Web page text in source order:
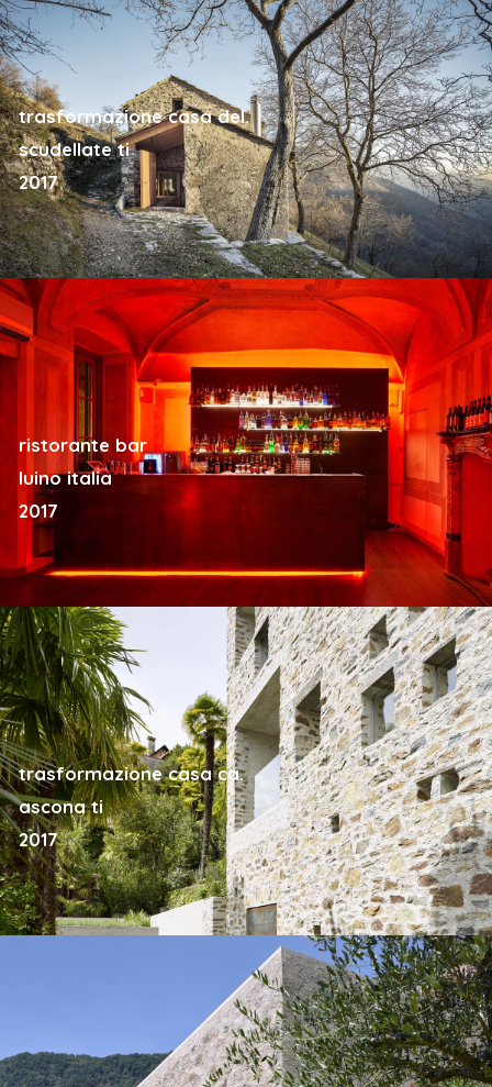
trasformazione casa del.
scudellate ti
2017
ristorante bar
luino italia
2017
trasformazione casa ca.
ascona ti
2017